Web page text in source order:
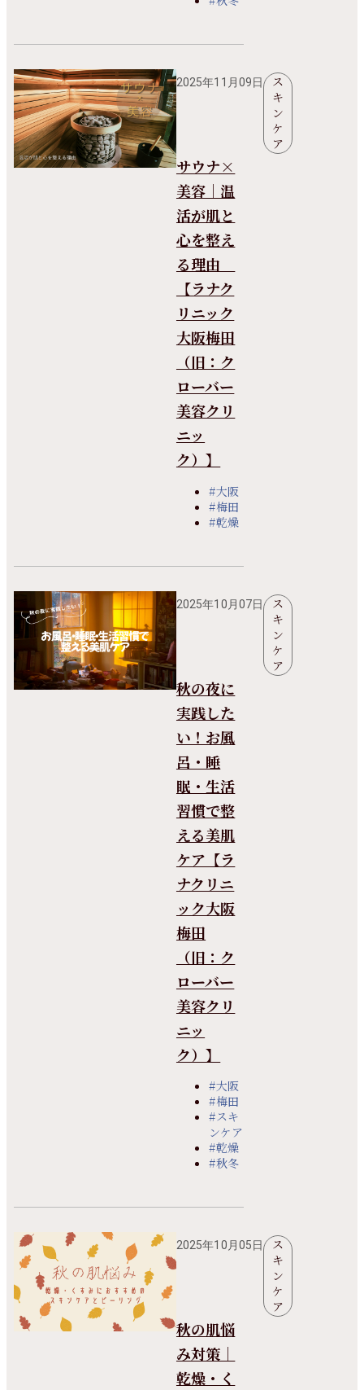
2025年11月09日
ス
キ
ン
ケ
ア
サウナ×
美容｜温
活が肌と
心を整え
る理由
【ラナク
リニック
大阪梅田
（旧：ク
ローバー
美容クリ
ニッ
ク）】
#大阪
#梅田
#乾燥
2025年10月07日
ス
キ
ン
ケ
ア
秋の夜に
実践した
い！お風
呂・睡
眠・生活
習慣で整
える美肌
ケア【ラ
ナクリニ
ック大阪
梅田
（旧：ク
ローバー
美容クリ
ニッ
ク）】
#大阪
#梅田
#スキ
ンケア
#乾燥
#秋冬
2025年10月05日
ス
キ
ン
ケ
ア
秋の肌悩
み対策｜
乾燥・く